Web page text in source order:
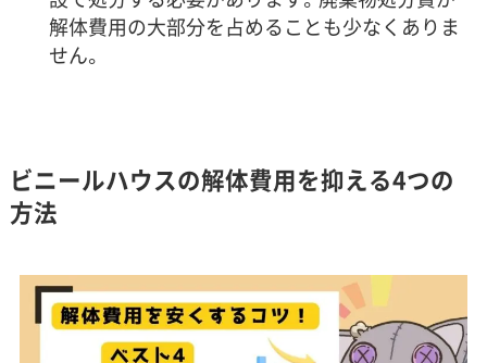
解体費用の大部分を占めることも少なくありま
せん。
ビニールハウスの解体費用を抑える4つの
方法